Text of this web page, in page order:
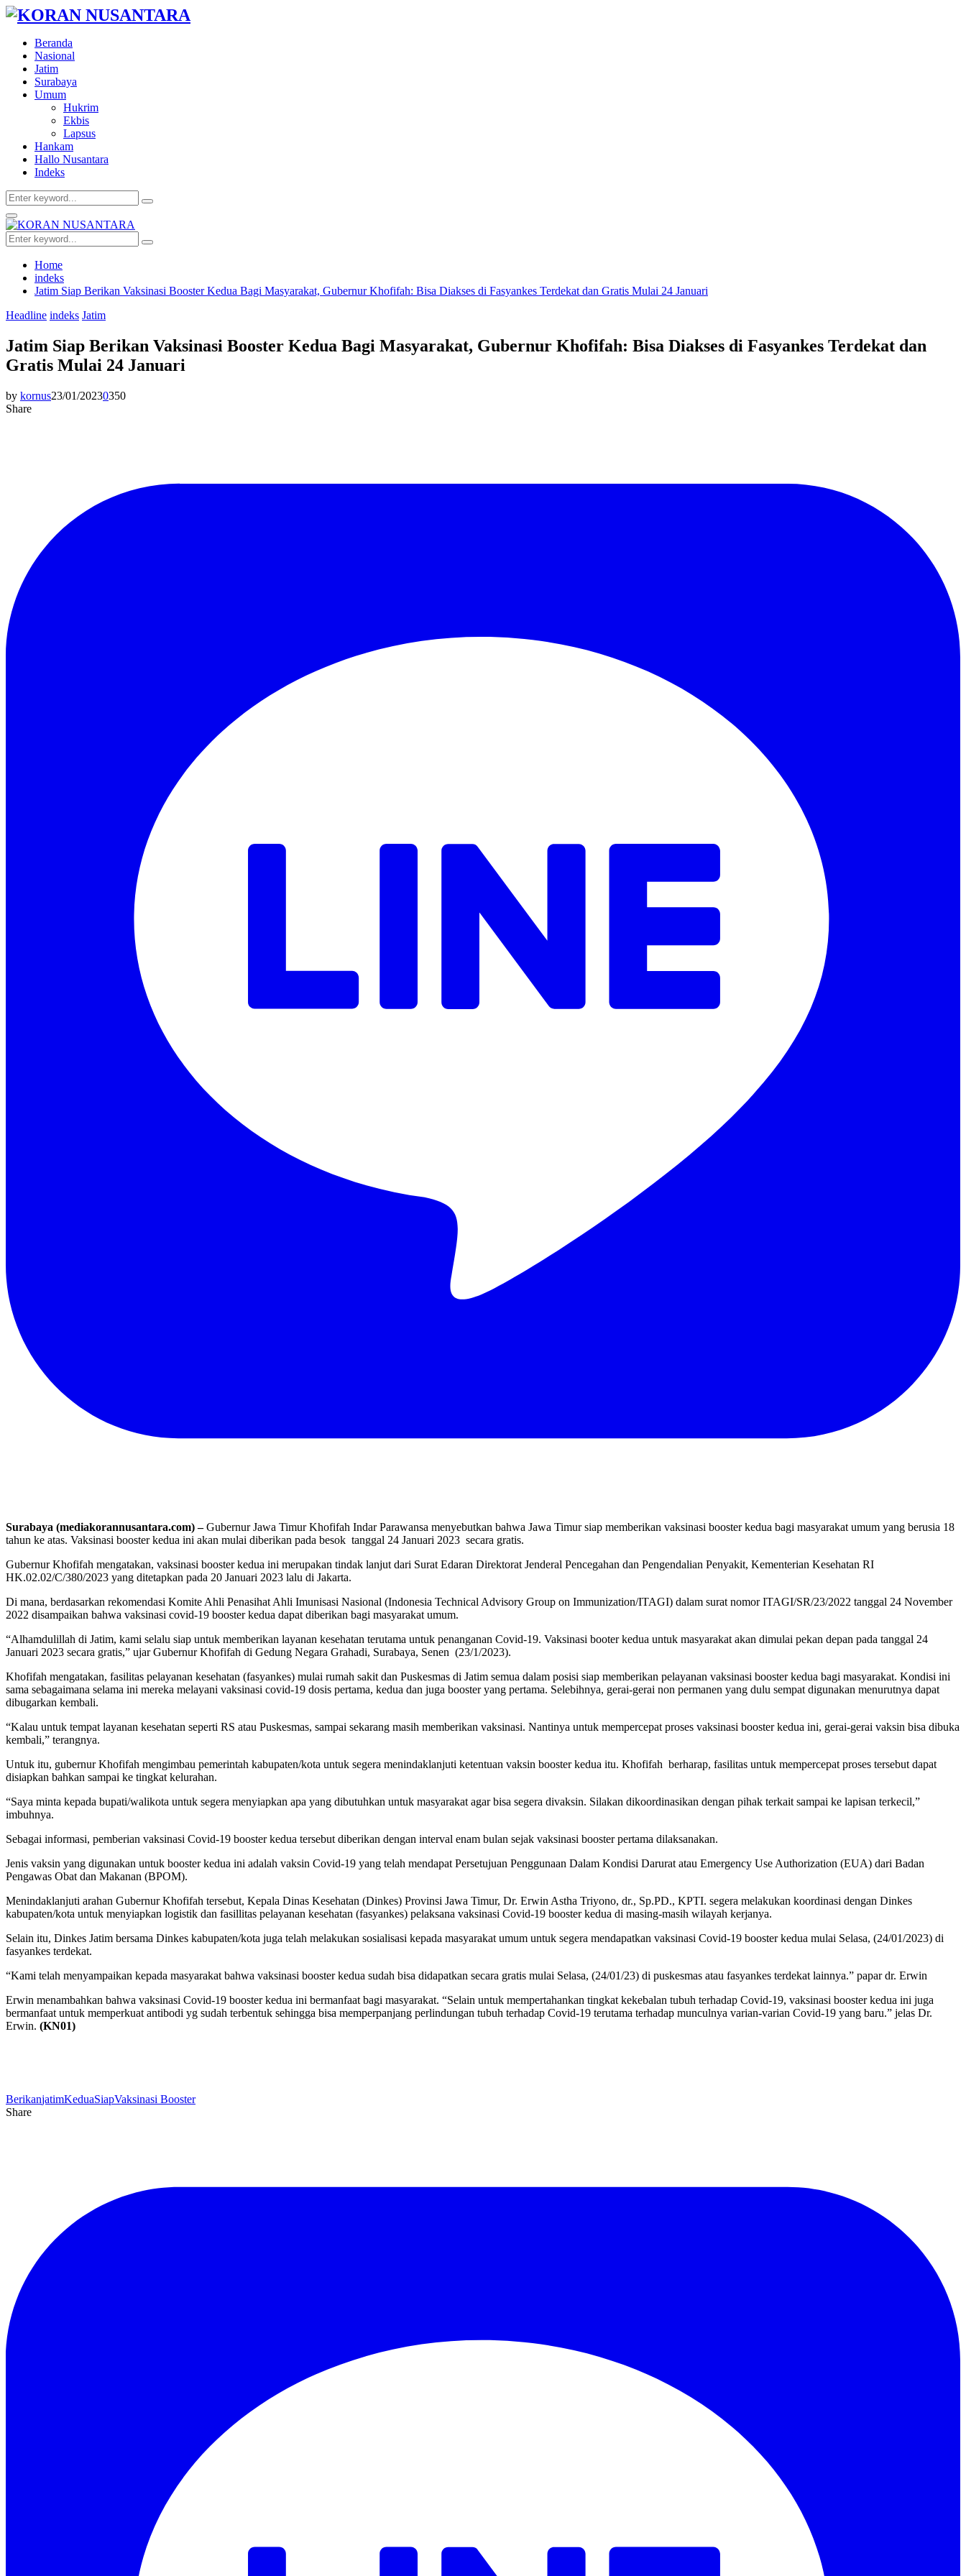
Beranda
Nasional
Jatim
Surabaya
Umum
Hukrim
Ekbis
Lapsus
Hankam
Hallo Nusantara
Indeks
Search
for:
Search
Facebook
Twitter
Youtube
Primary
Menu
Search
for:
Search
Home
indeks
Jatim Siap Berikan Vaksinasi Booster Kedua Bagi Masyarakat, Gubernur Khofifah: Bisa Diakses di Fasyankes Terdekat dan Gratis Mulai 24 Januari
Headline indeks Jatim
Jatim Siap Berikan Vaksinasi Booster Kedua Bagi Masyarakat, Gubernur Khofifah: Bisa Diakses di Fasyankes Terdekat dan
Gratis Mulai 24 Januari
by kornus23/01/20230350
Share
Surabaya (mediakorannusantara.com) –Gubernur Jawa Timur Khofifah Indar Parawansa menyebutkan bahwa Jawa Timur siap memberikan vaksinasi booster kedua bagi masyarakat umum yang berusia 18
tahun ke atas. Vaksinasi booster kedua ini akan mulai diberikan pada besok tanggal 24 Januari 2023 secara gratis.
Gubernur Khofifah mengatakan, vaksinasi booster kedua ini merupakan tindak lanjut dari Surat Edaran Direktorat Jenderal Pencegahan dan Pengendalian Penyakit, Kementerian Kesehatan RI
HK.02.02/C/380/2023 yang ditetapkan pada 20 Januari 2023 lalu di Jakarta.
Di mana, berdasarkan rekomendasi Komite Ahli Penasihat Ahli Imunisasi Nasional (Indonesia Technical Advisory Group on Immunization/ITAGI) dalam surat nomor ITAGI/SR/23/2022 tanggal 24 November
2022 disampaikan bahwa vaksinasi covid-19 booster kedua dapat diberikan bagi masyarakat umum.
“Alhamdulillah di Jatim, kami selalu siap untuk memberikan layanan kesehatan terutama untuk penanganan Covid-19. Vaksinasi booter kedua untuk masyarakat akan dimulai pekan depan pada tanggal 24
Januari 2023 secara gratis,” ujar Gubernur Khofifah di Gedung Negara Grahadi, Surabaya, Senen (23/1/2023).
Khofifah mengatakan, fasilitas pelayanan kesehatan (fasyankes) mulai rumah sakit dan Puskesmas di Jatim semua dalam posisi siap memberikan pelayanan vaksinasi booster kedua bagi masyarakat. Kondisi ini
sama sebagaimana selama ini mereka melayani vaksinasi covid-19 dosis pertama, kedua dan juga booster yang pertama. Selebihnya, gerai-gerai non permanen yang dulu sempat digunakan menurutnya dapat
dibugarkan kembali.
“Kalau untuk tempat layanan kesehatan seperti RS atau Puskesmas, sampai sekarang masih memberikan vaksinasi. Nantinya untuk mempercepat proses vaksinasi booster kedua ini, gerai-gerai vaksin bisa dibuka
kembali,” terangnya.
Untuk itu, gubernur Khofifah mengimbau pemerintah kabupaten/kota untuk segera menindaklanjuti ketentuan vaksin booster kedua itu. Khofifah berharap, fasilitas untuk mempercepat proses tersebut dapat
disiapkan bahkan sampai ke tingkat kelurahan.
“Saya minta kepada bupati/walikota untuk segera menyiapkan apa yang dibutuhkan untuk masyarakat agar bisa segera divaksin. Silakan dikoordinasikan dengan pihak terkait sampai ke lapisan terkecil,”
imbuhnya.
Sebagai informasi, pemberian vaksinasi Covid-19 booster kedua tersebut diberikan dengan interval enam bulan sejak vaksinasi booster pertama dilaksanakan.
Jenis vaksin yang digunakan untuk booster kedua ini adalah vaksin Covid-19 yang telah mendapat Persetujuan Penggunaan Dalam Kondisi Darurat atau Emergency Use Authorization (EUA) dari Badan
Pengawas Obat dan Makanan (BPOM).
Menindaklanjuti arahan Gubernur Khofifah tersebut, Kepala Dinas Kesehatan (Dinkes) Provinsi Jawa Timur, Dr. Erwin Astha Triyono, dr., Sp.PD., KPTI. segera melakukan koordinasi dengan Dinkes
kabupaten/kota untuk menyiapkan logistik dan fasillitas pelayanan kesehatan (fasyankes) pelaksana vaksinasi Covid-19 booster kedua di masing-masih wilayah kerjanya.
Selain itu, Dinkes Jatim bersama Dinkes kabupaten/kota juga telah melakukan sosialisasi kepada masyarakat umum untuk segera mendapatkan vaksinasi Covid-19 booster kedua mulai Selasa, (24/01/2023) di
fasyankes terdekat.
“Kami telah menyampaikan kepada masyarakat bahwa vaksinasi booster kedua sudah bisa didapatkan secara gratis mulai Selasa, (24/01/23) di puskesmas atau fasyankes terdekat lainnya.” papar dr. Erwin
Erwin menambahkan bahwa vaksinasi Covid-19 booster kedua ini bermanfaat bagi masyarakat. “Selain untuk mempertahankan tingkat kekebalan tubuh terhadap Covid-19, vaksinasi booster kedua ini juga
bermanfaat untuk memperkuat antibodi yg sudah terbentuk sehingga bisa memperpanjang perlindungan tubuh terhadap Covid-19 terutama terhadap munculnya varian-varian Covid-19 yang baru.” jelas Dr.
Erwin. (KN01)
BerikanjatimKeduaSiapVaksinasi Booster
Share